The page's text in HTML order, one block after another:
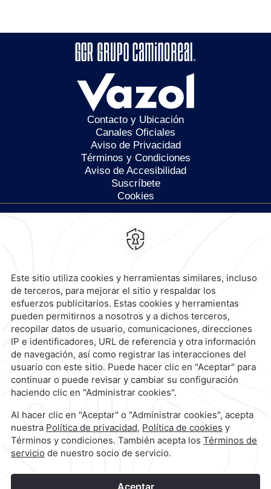
Contacto y Ubicación
Canales Oficiales
Aviso de Privacidad
Términos y Condiciones
Aviso de Accesibilidad
Suscríbete
Cookies
Calzada General Mariano
Escobedo 700,Anzures,
Reservaciones|800 901 2300
contacto@caminoreal.com
reservaciones@caminoreal.com